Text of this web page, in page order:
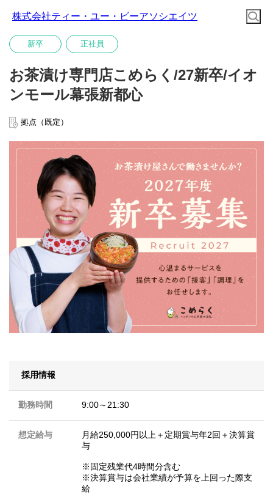
株式会社ティー・ユー・ビーアソシエイツ
新卒 正社員
お茶漬け専門店こめらく/27新卒/イオ
ンモール幕張新都心
拠点（既定）
採用情報
勤務時間 9:00～21:30
想定給与
月給250,000円以上＋定期賞与年2回＋決算賞
与
※固定残業代4時間分含む
※決算賞与は会社業績が予算を上回った際支
給